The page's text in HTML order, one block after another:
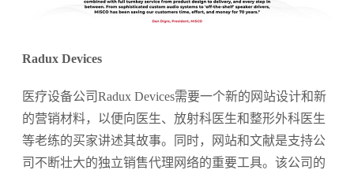
Radux Devices
医疗设备公司Radux Devices需要一个新的网站设计和新
的营销材料，以便向医生、放射科医生和整形外科医生
等老练的买家讲述其故事。同时，网站和文献是支持公
司不断壮大的独立销售代理网络的重要工具。该公司的